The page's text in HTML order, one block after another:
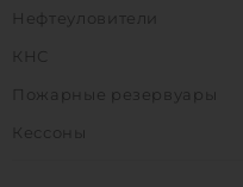
Нефтеуловители
КНС
Пожарные резервуары
Кессоны